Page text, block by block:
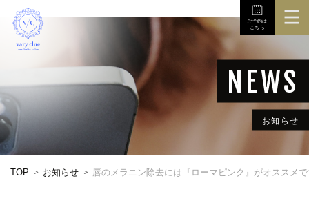
3Dボディスキャナ
店舗
ご予約は
こちら
お知らせ
TOP お知らせ 唇のメラニン除去には『ローマピンク』がオススメで